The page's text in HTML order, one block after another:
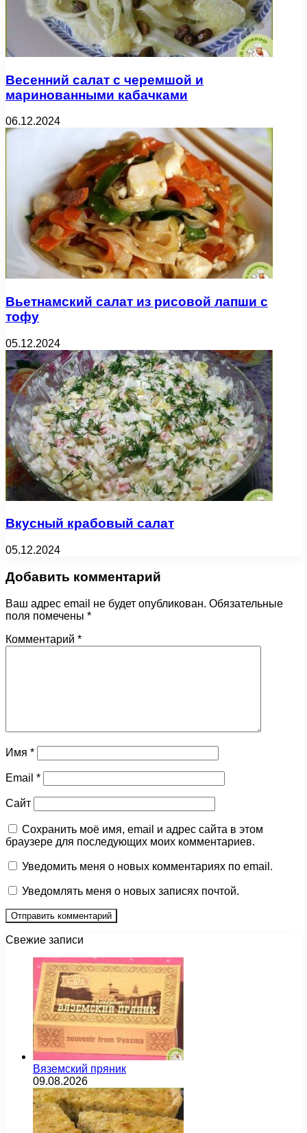
Весенний салат с черемшой и
маринованными кабачками
06.12.2024
Вьетнамский салат из рисовой лапши с
тофу
05.12.2024
Вкусный крабовый салат
05.12.2024
Добавить комментарий
Ваш адрес email не будет опубликован. Обязательные
поля помечены *
Комментарий *
Имя *
Email *
Сайт
Сохранить моё имя, email и адрес сайта в этом
браузере для последующих моих комментариев.
Уведомить меня о новых комментариях по email.
Уведомлять меня о новых записях почтой.
Свежие записи
Вяземский пряник
09.08.2026